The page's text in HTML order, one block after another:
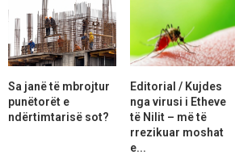
Sa janë të mbrojtur
punëtorët e
ndërtimtarisë sot?
Editorial / Kujdes
nga virusi i Etheve
të Nilit – më të
rrezikuar moshat
e...